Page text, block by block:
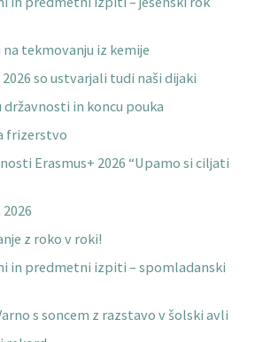
tekmovanju iz kemije
so ustvarjali tudi naši dijaki
in koncu pouka
frizerstvo
Erasmus+ 2026 “Upamo si ciljati
z roko v roki!
in predmetni izpiti – spomladanski
s soncem z razstavo v šolski avli